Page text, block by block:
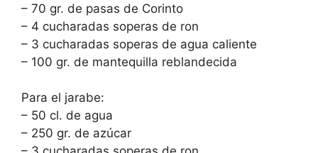
– 70 gr. de pasas de Corinto
– 4 cucharadas soperas de ron
– 3 cucharadas soperas de agua caliente
– 100 gr. de mantequilla reblandecida
Para el jarabe:
– 50 cl. de agua
– 250 gr. de azúcar